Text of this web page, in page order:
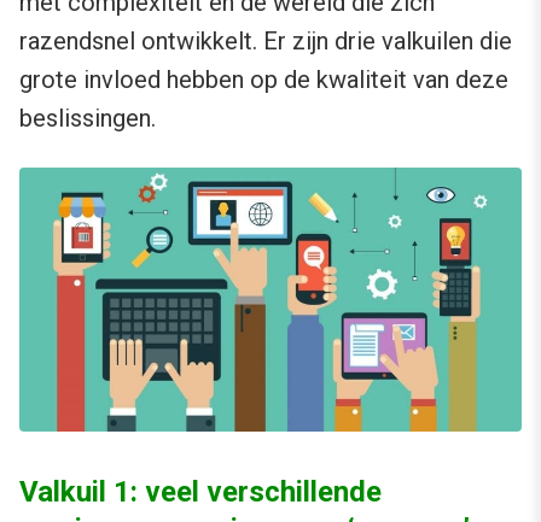
razendsnel ontwikkelt. Er zijn drie valkuilen die
grote invloed hebben op de kwaliteit van deze
beslissingen.
Valkuil 1: veel verschillende